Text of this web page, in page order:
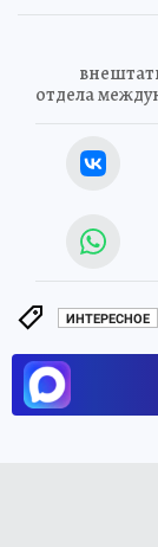
отдела
ИНТЕРЕСНОЕ